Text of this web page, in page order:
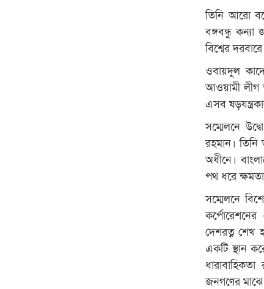
তিনি আরো
বঙ্গবন্ধু
বিশ্বের
ওবায়দুল
আওয়ামী লীগ
এসব
সম্মেলনে
রহমান। তিনি
অধীনে।
পথ ধরে
সম্মেলনে
দেশরত্ন শেখ
একটি স্থান
জনগণের